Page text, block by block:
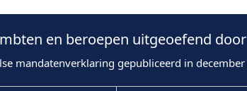
en beroepen uitgeoefend door
mandatenverklaring gepubliceerd in